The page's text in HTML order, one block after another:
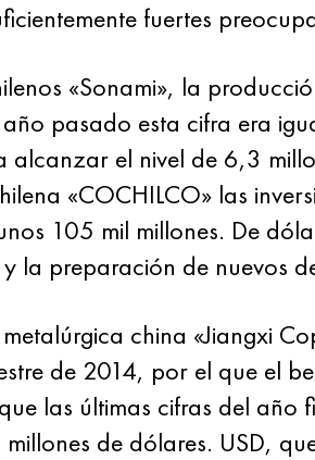
fuertes
«Sonami», la
pasado esta cifra era
alcanzar el nivel de 6,3
«COCHILCO» las
105 mil millones. De
la preparación de nuevos
china «Jiangxi
de 2014, por el que el
las últimas cifras del
de dólares. USD,